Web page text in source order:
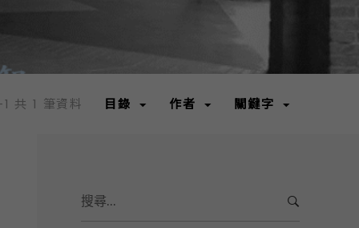
共 1 筆資料 目錄 作者 關鍵字
S
e